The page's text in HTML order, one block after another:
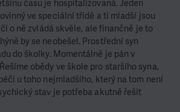
času je hospitalizovaná. Jeden
ve speciální třídě a ti mladší jsou
o ně zvládá skvěle, ale finančně je to
by se neobešel. Prostřední syn
do školky. Momentálně je pán v
obědy ve škole pro staršího syna,
u toho nejmladšího, který na tom není
stav je potřeba akutně řešit